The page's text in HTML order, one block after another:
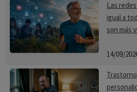
prevención de recaídas, apoyo para
vida saludable.
Prevención:
adicciones, sus riesgos y
Las
igual a
son más
14/09/